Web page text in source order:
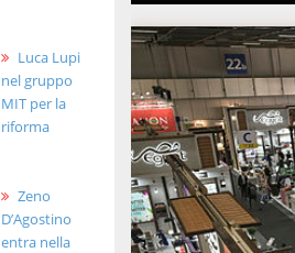
Luca Lupi
nel gruppo
MIT per la
riforma
Zeno
D’Agostino
entra nella